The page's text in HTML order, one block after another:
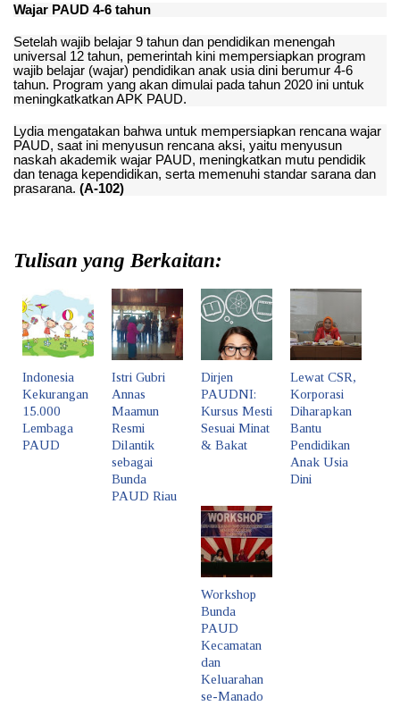
Wajar PAUD 4-6 tahun
Setelah wajib belajar 9 tahun dan pendidikan menengah
universal 12 tahun, pemerintah kini mempersiapkan program
wajib belajar (wajar) pendidikan anak usia dini berumur 4-6
tahun. Program yang akan dimulai pada tahun 2020 ini untuk
meningkatkatkan APK PAUD.
Lydia mengatakan bahwa untuk mempersiapkan rencana wajar
PAUD, saat ini menyusun rencana aksi, yaitu menyusun
naskah akademik wajar PAUD, meningkatkan mutu pendidik
dan tenaga kependidikan, serta memenuhi standar sarana dan
prasarana. (A-102)
Tulisan yang Berkaitan:
Indonesia
Kekurangan
15.000
Lembaga
PAUD
Istri Gubri
Annas
Maamun
Resmi
Dilantik
sebagai
Bunda
PAUD Riau
Dirjen
PAUDNI:
Kursus Mesti
Sesuai Minat
& Bakat
Lewat CSR,
Korporasi
Diharapkan
Bantu
Pendidikan
Anak Usia
Dini
Workshop
Bunda
PAUD
Kecamatan
dan
Keluarahan
se-Manado